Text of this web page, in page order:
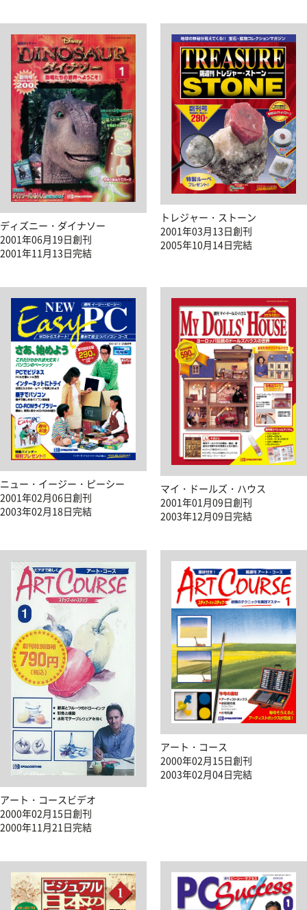
ディズニー・ダイナソー
2001年06月19日創刊
2001年11月13日完結
トレジャー・ストーン
2001年03月13日創刊
2005年10月14日完結
ニュー・イージー・ピーシー
2001年02月06日創刊
2003年02月18日完結
マイ・ドールズ・ハウス
2001年01月09日創刊
2003年12月09日完結
アート・コースビデオ
2000年02月15日創刊
2000年11月21日完結
アート・コース
2000年02月15日創刊
2003年02月04日完結